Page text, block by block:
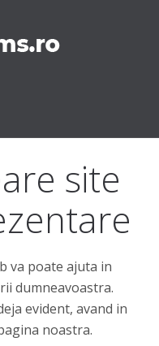
site
va poate ajuta in
dumneavoastra.
evident, avand in
noastra.